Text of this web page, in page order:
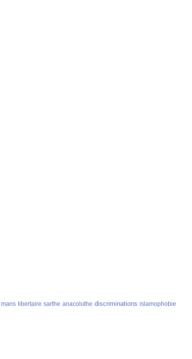
mans libertaire sarthe anacoluthe discriminations islamophobie